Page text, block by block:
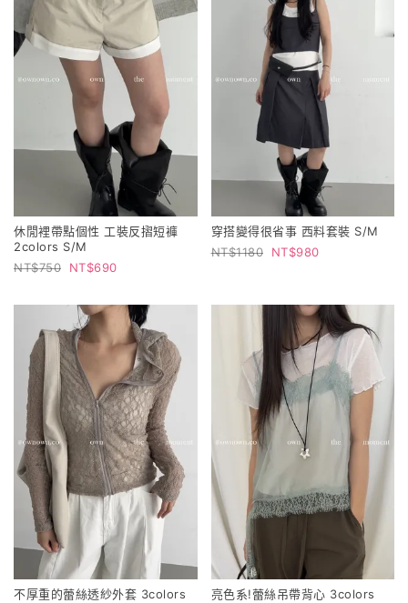
休閒裡帶點個性 工裝反摺短褲
2colors S/M
750
690
穿搭變得很省事 西料套裝 S/M
1180
980
不厚重的蕾絲透紗外套 3colors
亮色系!蕾絲吊帶背心 3colors